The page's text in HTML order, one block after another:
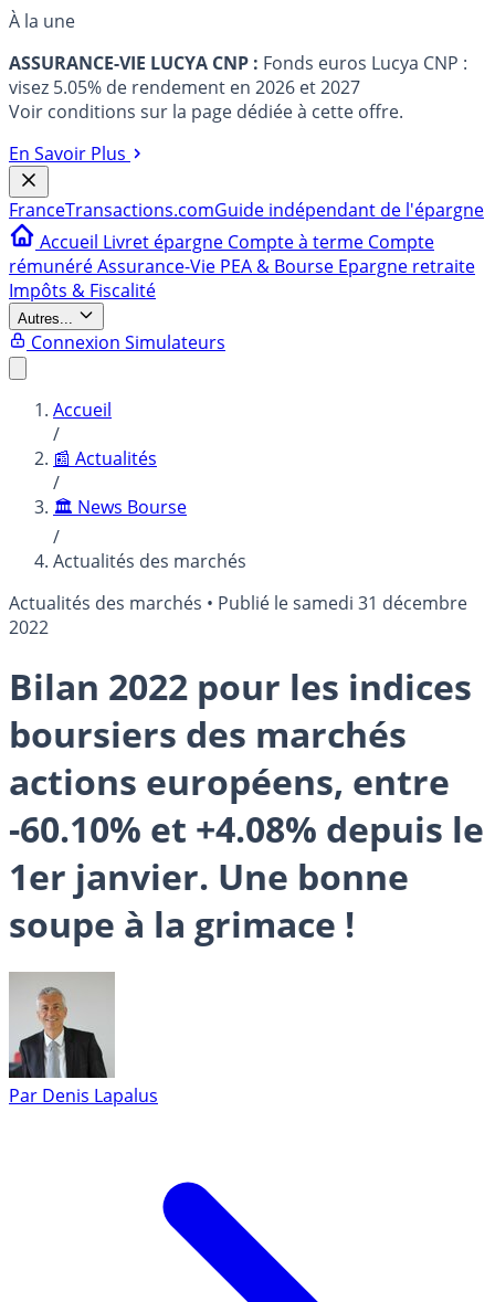
À la une
ASSURANCE-VIE LUCYA CNP : Fonds euros Lucya CNP :
visez 5.05% de rendement en 2026 et 2027
Voir conditions sur la page dédiée à cette offre.
En Savoir Plus
FranceTransactions.comGuide indépendant de l'épargne
Accueil Livret épargne Compte à terme Compte
rémunéréAssurance-Vie PEA & Bourse Epargne retraite
Impôts & Fiscalité
Autres...
Connexion Simulateurs
Accueil
/
📰 Actualités
/
🏛️ News Bourse
/
Actualités des marchés
Actualités des marchés • Publié lesamedi 31 décembre
2022
Bilan 2022 pour les indices
boursiers des marchés
actions européens, entre
-60.10% et +4.08% depuis le
1er janvier. Une bonne
soupe à la grimace !
Par Denis Lapalus